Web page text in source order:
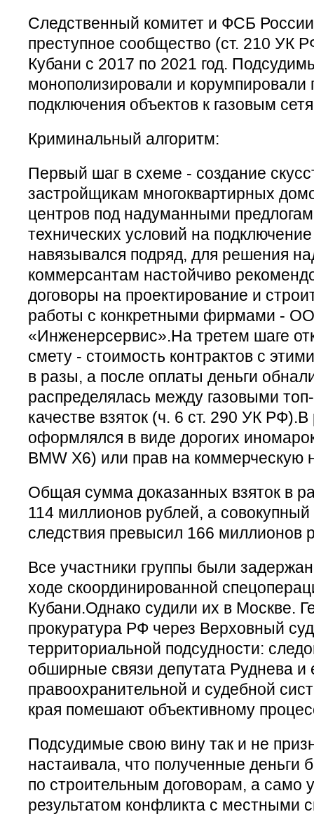
Следственный комитет и ФСБ
преступное сообщество (ст. 210 УК
Кубани с 2017 по 2021 год.
монополизировали и корумпировали
подключения объектов к газовым
Криминальный алгоритм:
Первый шаг в схеме - создание
застройщикам многоквартирных
центров под надуманными
технических условий на
навязывался подряд, для решения
коммерсантам настойчиво
договоры на проектирование и
работы с конкретными фирмами -
«Инженерсервис».На третем шаге
смету - стоимость контрактов с
в разы, а после оплаты деньги
распределялась между газовыми
качестве взяток (ч. 6 ст. 290 УК
оформлялся в виде дорогих
BMW X6) или прав на коммерческую
Общая сумма доказанных взяток в
114 миллионов рублей, а
следствия превысил 166 миллионов
Все участники группы были
ходе скоординированной
Кубани.Однако судили их в Москве.
прокуратура РФ через Верховный
территориальной подсудности:
обширные связи депутата Руднева и
правоохранительной и судебной
края помешают объективному
Подсудимые свою вину так и не
настаивала, что полученные деньги
по строительным договорам, а само
результатом конфликта с местными